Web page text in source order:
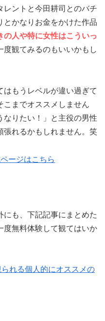
レントと今田耕司とのバチ
とかなりお金をかけた作品
の人や特に女性はこういっ
度観てみるのもいいかもし
もうレベルが違い過ぎて
こまでオススメしません
なりたい！」と主役の男性
張れるかもしれません。笑
ージはこちら
にも、下記記事にまとめた
度無料体験して観てはいか
れる個人的にオススメの